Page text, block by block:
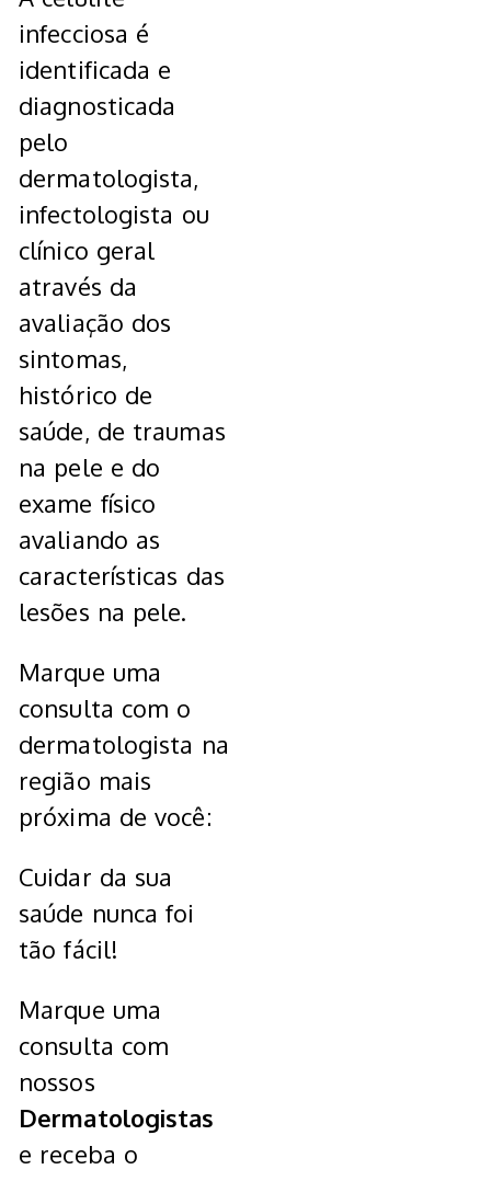
infecciosa é
identificada e
diagnosticada
pelo
dermatologista,
infectologista ou
clínico geral
através da
avaliação dos
sintomas,
histórico de
saúde, de traumas
na pele e do
exame físico
avaliando as
características das
lesões na pele.
Marque uma
consulta com o
dermatologista na
região mais
próxima de você:
Cuidar da sua
saúde nunca foi
tão fácil!
Marque uma
consulta com
nossos
Dermatologistas
e receba o